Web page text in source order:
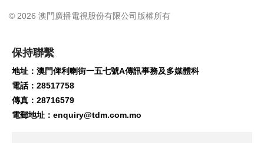
© 2026 澳門廣播電視股份有限公司版權所有
保持聯繫
地址：澳門俾利喇街一五七號A傳訊事務及多媒體科
電話：28517758
傳真：28716579
電郵地址： enquiry@tdm.com.mo